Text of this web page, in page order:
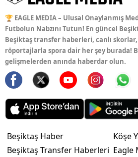
🏆 EAGLE MEDIA – Ulusal Onaylanmış
Futbolun Nabzını Tutun! En güncel
Beşiktaş transfer haberleri, canlı skorlar,
röportajlarla spora dair her şey burada!
gelişmelerden anında haberdar olun.
Beşiktaş Haber
Beşiktaş Transfer Haberleri
Köşe
Eagle